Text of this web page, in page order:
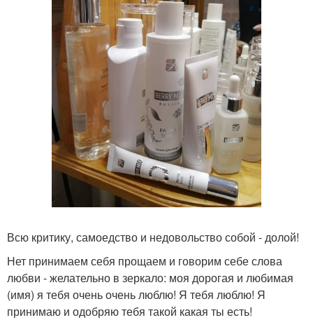
Всю критику, самоедство и недовольство собой - долой!
Нет принимаем себя прощаем и говорим себе слова
любви - желательно в зеркало: моя дорогая и любимая
(имя) я тебя очень очень люблю! Я тебя люблю! Я
принимаю и одобряю тебя такой какая ты есть!